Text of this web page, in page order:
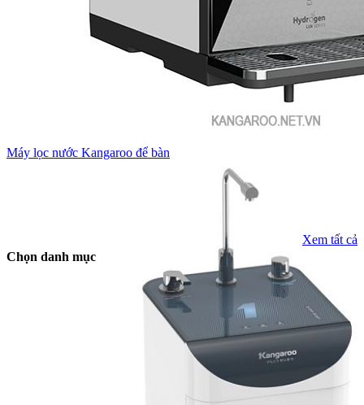
Máy lọc nước Kangaroo để bàn
Xem tất cả
Chọn danh mục